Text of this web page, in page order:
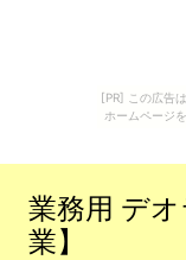
[PR] この広告
ホームページ
業務用 デ
業】